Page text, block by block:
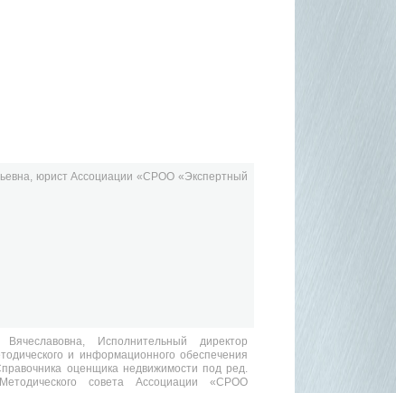
юрист Ассоциации «СРОО «Экспертный
Исполнительный директор
и информационного обеспечения
оценщика недвижимости под ред.
совета Ассоциации «СРОО